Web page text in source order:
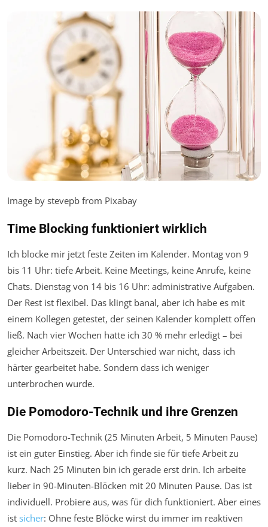
Image by stevepb from Pixabay
Time Blocking funktioniert wirklich
Ich blocke mir jetzt feste Zeiten im Kalender. Montag von 9
bis 11 Uhr: tiefe Arbeit. Keine Meetings, keine Anrufe, keine
Chats. Dienstag von 14 bis 16 Uhr: administrative Aufgaben.
Der Rest ist flexibel. Das klingt banal, aber ich habe es mit
einem Kollegen getestet, der seinen Kalender komplett offen
ließ. Nach vier Wochen hatte ich 30 % mehr erledigt – bei
gleicher Arbeitszeit. Der Unterschied war nicht, dass ich
härter gearbeitet habe. Sondern dass ich weniger
unterbrochen wurde.
Die Pomodoro-Technik und ihre Grenzen
Die Pomodoro-Technik (25 Minuten Arbeit, 5 Minuten Pause)
ist ein guter Einstieg. Aber ich finde sie für tiefe Arbeit zu
kurz. Nach 25 Minuten bin ich gerade erst drin. Ich arbeite
lieber in 90-Minuten-Blöcken mit 20 Minuten Pause. Das ist
individuell. Probiere aus, was für dich funktioniert. Aber eines
ist sicher: Ohne feste Blöcke wirst du immer im reaktiven